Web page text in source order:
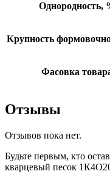
Однородность,
Крупность
Фасовка
Отзывы
Отзывов пока нет.
Будьте первым, кто
кварцевый песок